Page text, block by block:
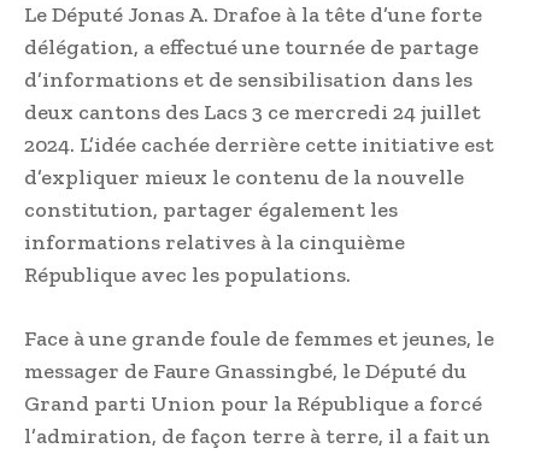
Le Député Jonas A. Drafoe à la tête d’une forte
délégation, a effectué une tournée de partage
d’informations et de sensibilisation dans les
deux cantons des Lacs 3 ce mercredi 24 juillet
2024. L’idée cachée derrière cette initiative est
d’expliquer mieux le contenu de la nouvelle
constitution, partager également les
informations relatives à la cinquième
République avec les populations.
Face à une grande foule de femmes et jeunes, le
messager de Faure Gnassingbé, le Député du
Grand parti Union pour la République a forcé
l’admiration, de façon terre à terre, il a fait un